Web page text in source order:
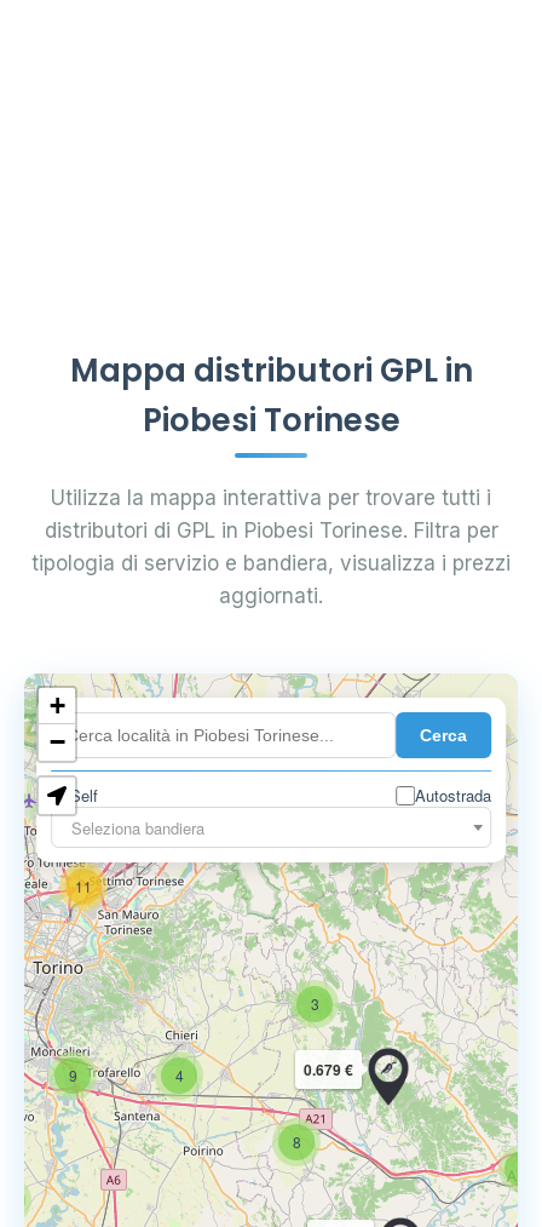
Mappa distributori GPL in
Piobesi Torinese
Utilizza la mappa interattiva per trovare tutti i
distributori di GPL in Piobesi Torinese. Filtra per
tipologia di servizio e bandiera, visualizza i prezzi
aggiornati.
Cerca
Self
Autostrada
Seleziona bandiera
8
9
11
4
3
8
0.679 €
+
−